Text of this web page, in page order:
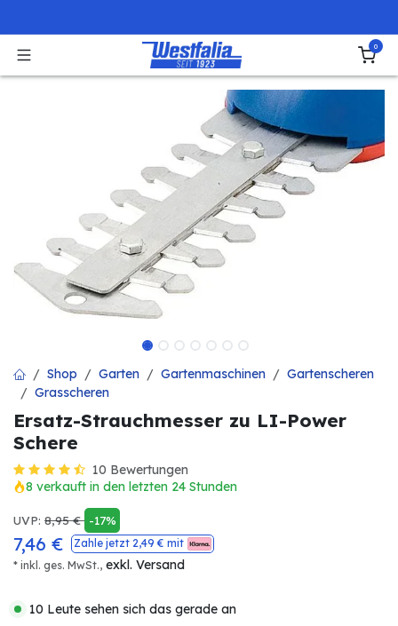
0
Shop Garten Gartenmaschinen
Gartenscheren
Grasscheren
Ersatz-Strauchmesser zu LI-Power
Schere
10 Bewertungen
8 verkauft in den letzten 24 Stunden
UVP: 8,95€ -17%
7,46 € Zahle jetzt 2,49 € mit
* inkl. ges. MwSt., exkl. Versand
10 Leute sehen sich das gerade an